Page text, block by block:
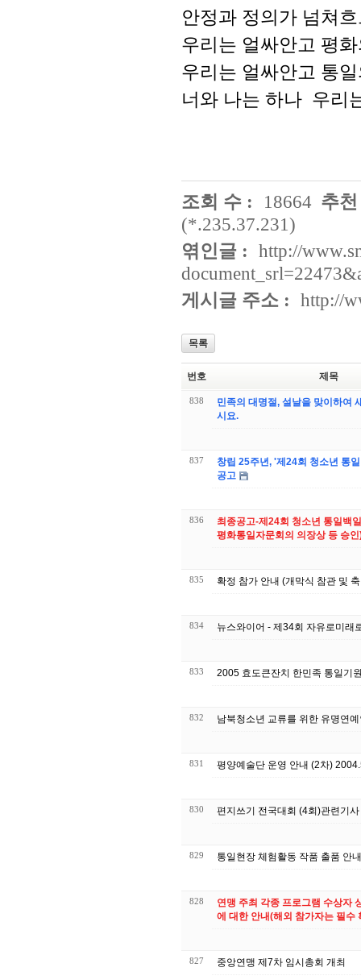
안정과 정의가 넘쳐
우리는 얼싸안고 평
우리는 얼싸안고 통
너와 나는 하나 우리
조회 수 : 18664 추
(*.235.37.231)
엮인글 : http://
게시글 주소 : http://
목록
번호 제목
838
민족의 대명절, 설날을 맞이하여
시요.
837
창립 25주년, '제24회 청소년 통
공고
836
최종공고-제24회 청소년 통일백
평화통일자문회의 의장상 등 승인
835 확정 참가 안내 (개막식 참관 및
834 뉴스와이어 - 제34회 자유로미래
833 2005 효도큰잔치 한민족 통일기
832 남북청소년 교류를 위한 유명연
831 평양예술단 운영 안내 (2차)
830 편지쓰기 전국대회 (4회)관련기사
829 통일현장 체험활동 작품 출품 안내
828
연맹 주최 각종 프로그램 수상자
에 대한 안내(해외 참가자는 필수
827 중앙연맹 제7차 임시총회 개최